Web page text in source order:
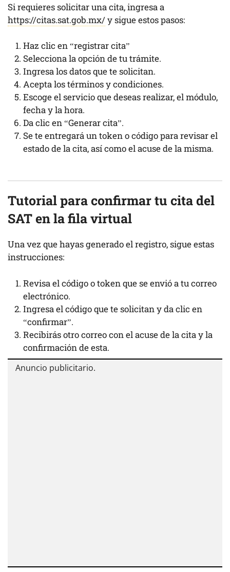
Si requieres solicitar una cita, ingresa a
https://citas.sat.gob.mx/y sigue estos pasos:
Haz clic en “registrar cita”
Selecciona la opción de tu trámite.
Ingresa los datos que te solicitan.
Acepta los términos y condiciones.
Escoge el servicio que deseas realizar, el módulo,
fecha y la hora.
Da clic en “Generar cita”.
Se te entregará un token o código para revisar el
estado de la cita, así como el acuse de la misma.
Tutorial para confirmar tu citadel
SAT en la fila virtual
Una vez que hayas generado el registro, sigue estas
instrucciones:
Revisa el código o token que se envió a tu correo
electrónico.
Ingresa el código que te solicitan y da clic en
“confirmar”.
Recibirás otro correo con el acuse de la cita y la
confirmación de esta.